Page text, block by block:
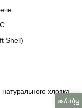
Shell)
хлопка
Відгуки